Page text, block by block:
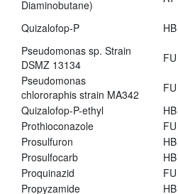
Diaminobutane)
Quizalofop-P
HB
Pseudomonas sp. Strain
DSMZ 13134
FU
Pseudomonas
chlororaphis strain MA342
FU
Quizalofop-P-ethyl
HB
Prothioconazole
FU
Prosulfuron
HB
Prosulfocarb
HB
Proquinazid
FU
Propyzamide
HB